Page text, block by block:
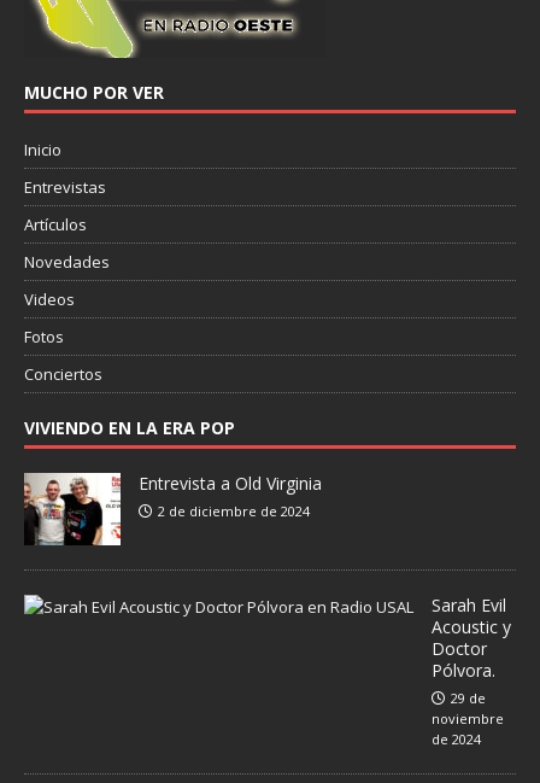
MUCHO POR VER
Inicio
Entrevistas
Artículos
Novedades
Videos
Fotos
Conciertos
VIVIENDO EN LA ERA POP
Entrevista a Old Virginia
2 de diciembre de 2024
Sarah Evil
Acoustic y
Doctor
Pólvora.
29 de
noviembre
de 2024